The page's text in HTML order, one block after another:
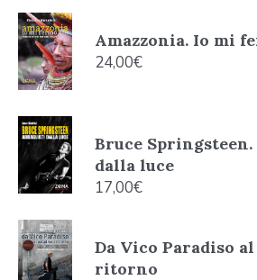
Amazzonia. Io mi
24,00€
Bruce
dalla luce
17,00€
Da Vico Paradiso
ritorno